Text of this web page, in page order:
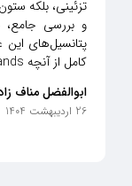
تزئینی، بلکه
و بررسی جامع،
پتانسیل‌های
کامل از آنچه Eternal Strands به ارمغان می‌آورد، ارائه دهیم.
ابوالفضل مناف
26 اردیبهشت 1404